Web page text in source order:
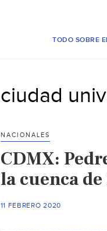
TODO SOBRE
ciudad
NACIONALES
CDMX:
la cuenca
11 FEBRERO 2020